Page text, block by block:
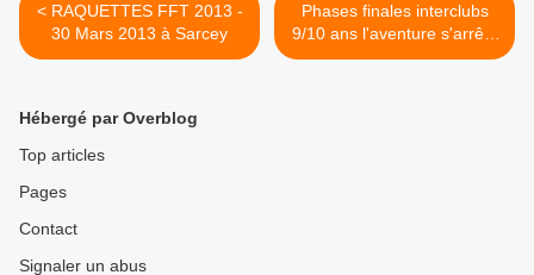
< RAQUETTES FFT 2013 -
30 Mars 2013 à Sarcey
Phases finales interclubs
9/10 ans l'aventure s'arrête
en demie-finale pour notre
Hébergé par Overblog
Top articles
Pages
Contact
Signaler un abus